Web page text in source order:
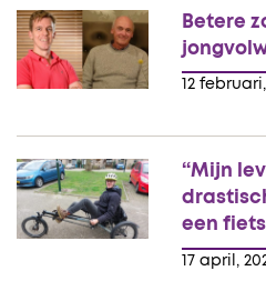
12
Betere
17 april,
“Mijn
een